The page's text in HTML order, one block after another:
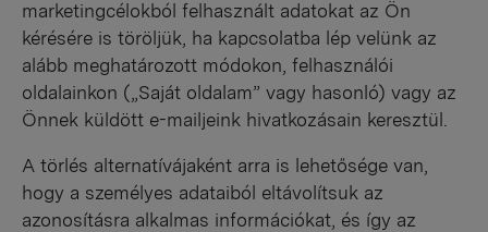
marketingcélokból felhasznált adatokat az Ön
kérésére is töröljük, ha kapcsolatba lép velünk az
alább meghatározott módokon, felhasználói
oldalainkon („Saját oldalam” vagy hasonló) vagy az
Önnek küldött e-mailjeink hivatkozásain keresztül.
A törlés alternatívájaként arra is lehetősége van,
hogy a személyes adataiból eltávolítsuk az
azonosításra alkalmas információkat, és így az